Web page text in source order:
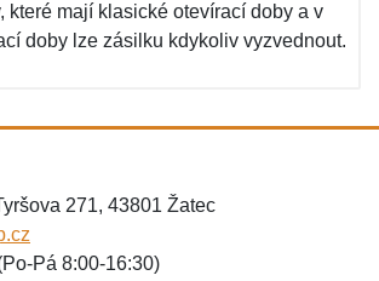
které mají klasické otevírací doby a v
doby lze zásilku kdykoliv vyzvednout.
271, 43801 Žatec
Pá 8:00-16:30)